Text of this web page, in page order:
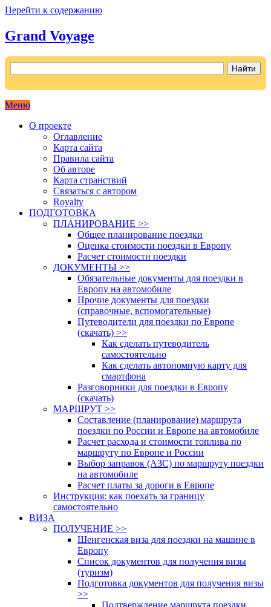
Перейти к содержанию
Grand Voyage
Меню
О проекте
Оглавление
Карта сайта
Правила сайта
Об авторе
Карта странствий
Связаться с автором
Royalty
ПОДГОТОВКА
ПЛАНИРОВАНИЕ >>
Общее планирование поездки
Оценка стоимости поездки в Европу
Расчет стоимости поездки
ДОКУМЕНТЫ >>
Обязательные документы для поездки в
Европу на автомобиле
Прочие документы для поездки
(справочные, вспомогательные)
Путеводители для поездки по Европе
(скачать) >>
Как сделать путеводитель
самостоятельно
Как сделать автономную карту для
смартфона
Разговорники для поездки в Европу
(скачать)
МАРШРУТ >>
Составление (планирование) маршрута
поездки по России и Европе на автомобиле
Расчет расхода и стоимости топлива по
маршруту по Европе и России
Выбор заправок (АЗС) по маршруту поездки
на автомобиле
Расчет платы за дороги в Европе
Инструкция: как поехать за границу
самостоятельно
ВИЗА
ПОЛУЧЕНИЕ >>
Шенгенская виза для поездки на машине в
Европу
Список документов для получения визы
(туризм)
Подготовка документов для получения визы
>>
Подтверждение маршрута поездки